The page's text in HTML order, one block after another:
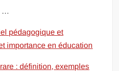
…
pédagogique et
importance en éducation
: définition, exemples